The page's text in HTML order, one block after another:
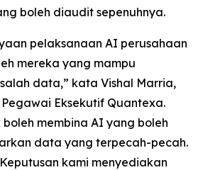
boleh diaudit sepenuhnya.
pelaksanaan AI perusahaan
mereka yang mampu
data,” kata Vishal Marria,
Eksekutif Quantexa.
membina AI yang boleh
data yang terpecah-pecah.
kami menyediakan